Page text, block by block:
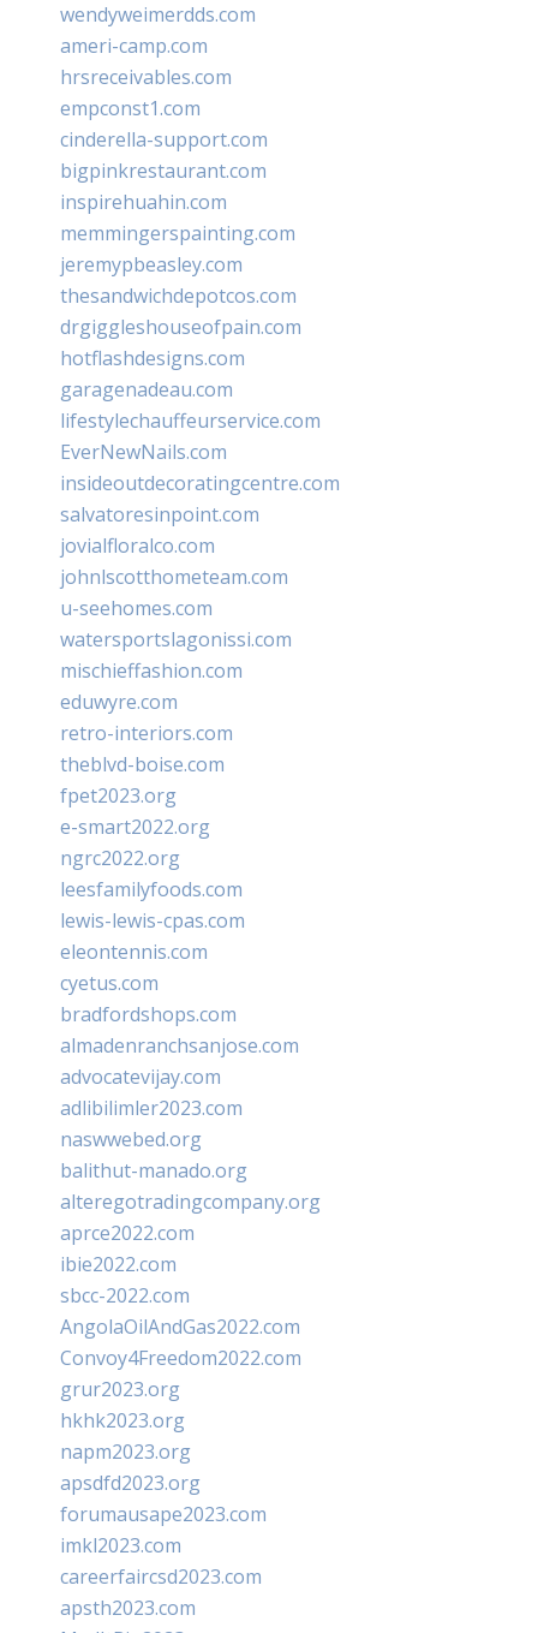
wendyweimerdds.com
ameri-camp.com
hrsreceivables.com
empconst1.com
cinderella-support.com
bigpinkrestaurant.com
inspirehuahin.com
memmingerspainting.com
jeremypbeasley.com
thesandwichdepotcos.com
drgiggleshouseofpain.com
hotflashdesigns.com
garagenadeau.com
lifestylechauffeurservice.com
EverNewNails.com
insideoutdecoratingcentre.com
salvatoresinpoint.com
jovialfloralco.com
johnlscotthometeam.com
u-seehomes.com
watersportslagonissi.com
mischieffashion.com
eduwyre.com
retro-interiors.com
theblvd-boise.com
fpet2023.org
e-smart2022.org
ngrc2022.org
leesfamilyfoods.com
lewis-lewis-cpas.com
eleontennis.com
cyetus.com
bradfordshops.com
almadenranchsanjose.com
advocatevijay.com
adlibilimler2023.com
naswwebed.org
balithut-manado.org
alteregotradingcompany.org
aprce2022.com
ibie2022.com
sbcc-2022.com
AngolaOilAndGas2022.com
Convoy4Freedom2022.com
grur2023.org
hkhk2023.org
napm2023.org
apsdfd2023.org
forumausape2023.com
imkl2023.com
careerfaircsd2023.com
apsth2023.com